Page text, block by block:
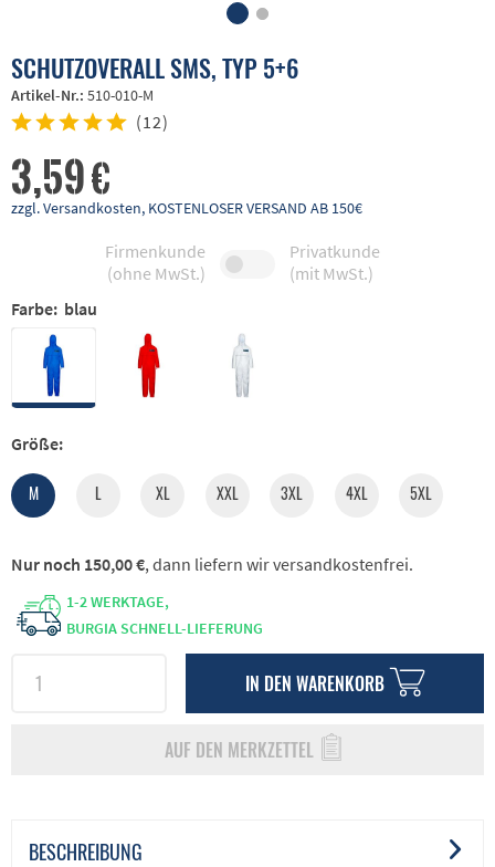
SCHUTZOVERALL SMS, TYP 5+6
Artikel-Nr.: 510-010-M
(12)
3,59 €
zzgl. Versandkosten, KOSTENLOSER VERSAND AB 150€
Firmenkunde
(ohne MwSt.)
Privatkunde
(mit MwSt.)
Farbe: blau
Größe:
M L XL XXL 3XL 4XL 5XL
1-2 WERKTAGE,
BURGIA SCHNELL-LIEFERUNG
IN DEN WARENKORB
AUF DEN MERKZETTEL
Nur noch 150,00 €, dann liefern wir versandkostenfrei.
BESCHREIBUNG